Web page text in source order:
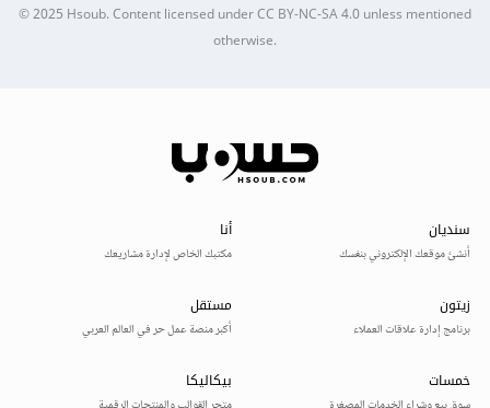
© 2025Hsoub.Content licensed underCC BY-NC-SA 4.0unless mentioned
otherwise.